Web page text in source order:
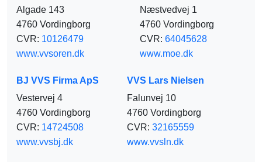
Algade 143
4760 Vordingborg
CVR: 10126479
www.vvsoren.dk
Næstvedvej 1
4760 Vordingborg
CVR: 64045628
www.moe.dk
BJ VVS Firma ApS
Vestervej 4
4760 Vordingborg
CVR: 14724508
www.vvsbj.dk
VVS Lars Nielsen
Falunvej 10
4760 Vordingborg
CVR: 32165559
www.vvsln.dk